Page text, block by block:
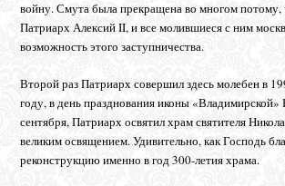
войну. Смута была прекращена во многом
Патриарх Алексий II, и все молившиеся с ним
возможность этого заступничества.
Второй раз Патриарх совершил здесь молебен в
году, в день празднования иконы
сентября, Патриарх освятил храм святителя
великим освящением. Удивительно, как Господь
реконструкцию именно в год 300-летия храма.